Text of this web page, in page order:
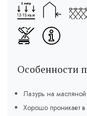
Особенности
Лазурь на
Хорошо проникает в